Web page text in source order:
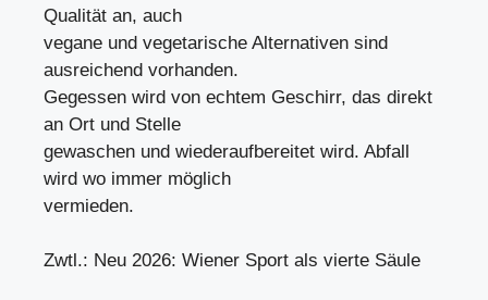
Qualität an, auch
vegane und vegetarische Alternativen sind
ausreichend vorhanden.
Gegessen wird von echtem Geschirr, das direkt
an Ort und Stelle
gewaschen und wiederaufbereitet wird. Abfall
wird wo immer möglich
vermieden.
Zwtl.: Neu 2026: Wiener Sport als vierte Säule